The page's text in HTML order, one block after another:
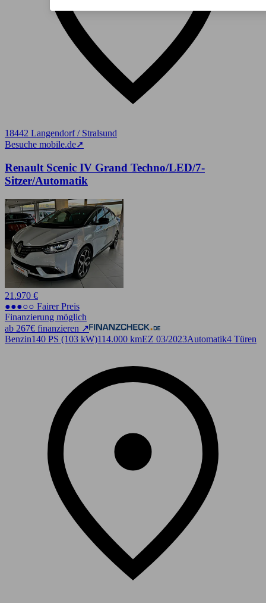
18442 Langendorf / Stralsund
Besuche mobile.de➚
Renault Scenic IV Grand Techno/LED/7-
Sitzer/Automatik
21.970 €
●●●○○ Fairer Preis
Finanzierung möglich
ab 267€ finanzieren ↗
Benzin140 PS (103 kW)114.000 kmEZ 03/2023Automatik4 Türen